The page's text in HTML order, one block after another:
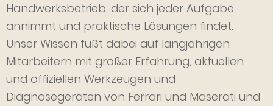
Handwerksbetrieb, der sich jeder Aufgabe
annimmt und praktische Lösungen findet.
Unser Wissen fußt dabei auf langjährigen
Mitarbeitern mit großer Erfahrung, aktuellen
und offiziellen Werkzeugen und
Diagnosegeräten von Ferrari und Maserati und